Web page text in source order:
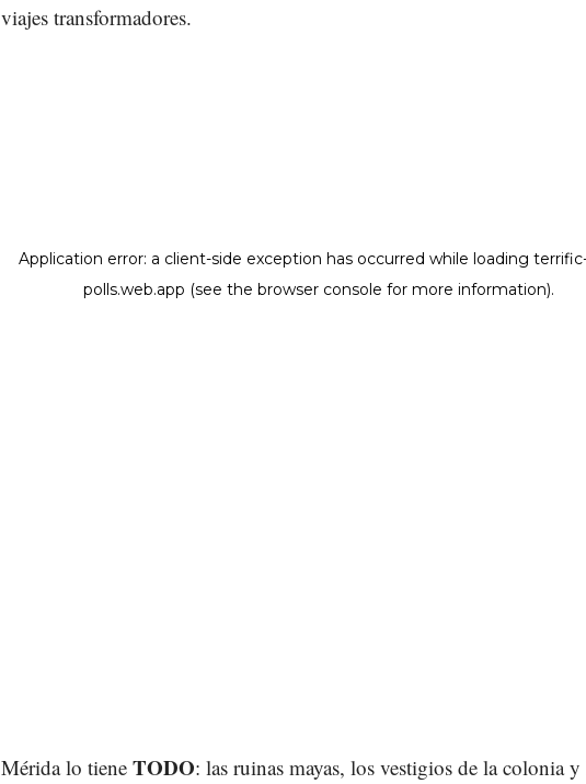
viajes transformadores.
Mérida lo tiene TODO: las ruinas mayas, los vestigios de la colonia y